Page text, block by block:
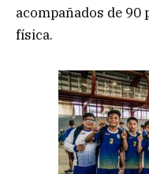
acompañados de
física.